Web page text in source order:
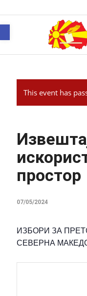
This event has
простор
07/05/2024
ИЗБОРИ ЗА
СЕВЕРНА
Open toolbar